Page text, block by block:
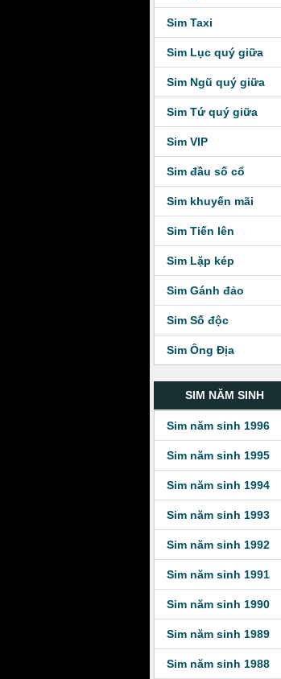
Sim Taxi
Sim Lục quý giữa
Sim Ngũ quý giữa
Sim Tứ quý giữa
Sim VIP
Sim đầu số cổ
Sim khuyến mãi
Sim Tiến lên
Sim Lặp kép
Sim Gánh đảo
Sim Số độc
Sim Ông Địa
SIM NĂM SINH
Sim năm sinh 1996
Sim năm sinh 1995
Sim năm sinh 1994
Sim năm sinh 1993
Sim năm sinh 1992
Sim năm sinh 1991
Sim năm sinh 1990
Sim năm sinh 1989
Sim năm sinh 1988